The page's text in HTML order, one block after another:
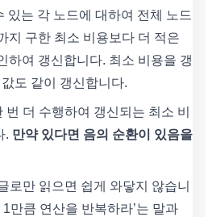
있는 각 노드에 대하여 전체 노드
지 구한 최소 비용보다 더 적은
하여 갱신합니다. 최소 비용을 갱
도 같이 갱신합니다.
더 수행하여 갱신되는 최소 비
. 만약 있다면 음의 순환이 있음을
로만 읽으면 쉽게 와닿지 않습니
만큼 연산을 반복하라’는 말과